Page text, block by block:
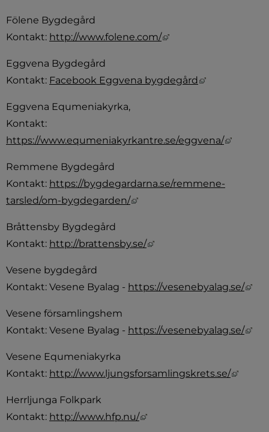
Fölene Bygdegård
Kontakt: http://www.folene.com/ Länk till annan
Eggvena Bygdegård
Kontakt: Facebook Eggvena bygdegård Länk till
Eggvena Equmeniakyrka,
https://www.equmeniakyrkantre.se/eggvena/
Länk
Remmene Bygdegård
Kontakt: https://bygdegardarna.se/remmene-
tarsled/om-bygdegarden/
Länk till annan webbplats,
Bråttensby Bygdegård
Kontakt: http://brattensby.se/ Länk till annan
Vesene bygdegård
Kontakt: Vesene Byalag - https://vesenebyalag.se/
Vesene församlingshem
Kontakt: Vesene Byalag - https://vesenebyalag.se/
Vesene Equmeniakyrka
Kontakt: http://www.ljungsforsamlingskrets.se/ Länk
Herrljunga Folkpark
Kontakt: http://www.hfp.nu/ Länk till annan